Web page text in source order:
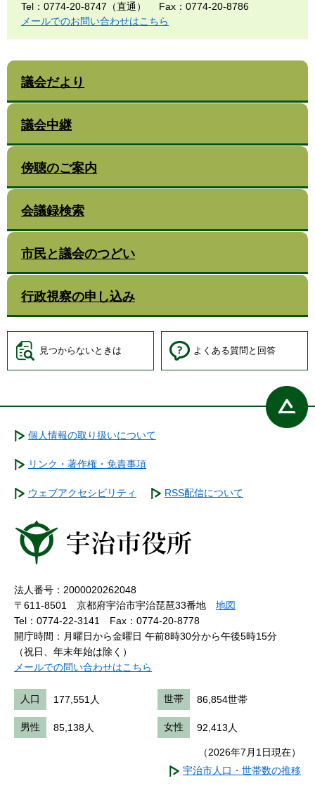
Tel：0774-20-8747（直通）
Fax：0774-20-8786
メールでのお問い合わせはこちら
議会だより
議会中継
傍聴のご案内
会議録検索
市民と議会のつどい
行政視察の申し込み
見つからないときは よくある質問と回答
個人情報の取り扱いについて
リンク・著作権・免責事項
ウェブアクセシビリティ RSS配信について
法人番号：2000020262048
〒611-8501 京都府宇治市宇治琵琶33番地 地図
Tel：0774-22-3141
Fax：0774-20-8778
開庁時間：月曜日から金曜日 午前8時30分から午後5時15分
（祝日、年末年始は除く）
メールでの問い合わせはこちら
人口 177,551人 世帯 86,854世帯
男性 85,138人 女性 92,413人
（2026年7月1日現在）
宇治市人口・世帯数の推移